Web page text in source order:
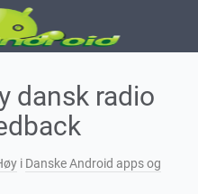
dansk radio
i Danske Android apps og